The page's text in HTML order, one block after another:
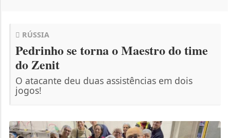
RÚSSIA
Pedrinho se torna o Maestro do time
do Zenit
O atacante deu duas assistências em dois
jogos!